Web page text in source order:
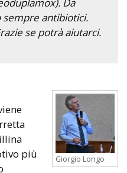
antibiotici.
se potrà aiutarci.
Giorgio Longo
più